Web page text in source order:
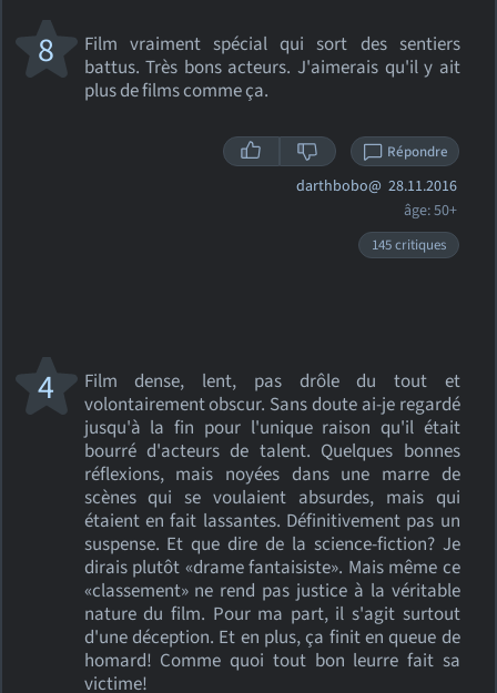
Film vraiment spécial qui sort des sentiers
battus. Très bons acteurs. J'aimerais qu'il y ait
plus de films comme ça.
8
Répondre
darthbobo@ 28.11.2016
âge: 50+
145 critiques
Film dense, lent, pas drôle du tout et
volontairement obscur. Sans doute ai-je regardé
jusqu'à la fin pour l'unique raison qu'il était
bourré d'acteurs de talent. Quelques bonnes
réflexions, mais noyées dans une marre de
scènes qui se voulaient absurdes, mais qui
étaient en fait lassantes. Définitivement pas un
suspense. Et que dire de la science-fiction? Je
dirais plutôt «drame fantaisiste». Mais même ce
«classement» ne rend pas justice à la véritable
nature du film. Pour ma part, il s'agit surtout
d'une déception. Et en plus, ça finit en queue de
homard! Comme quoi tout bon leurre fait sa
victime!
4